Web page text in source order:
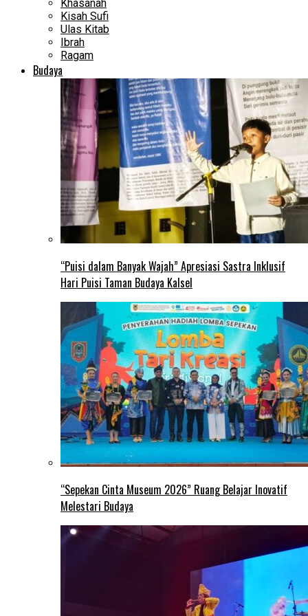
Khasanah
Kisah Sufi
Ulas Kitab
Ibrah
Ragam
Budaya
“Puisi dalam Banyak Wajah” Apresiasi Sastra Inklusif
Hari Puisi Taman Budaya Kalsel
“Sepekan Cinta Museum 2026” Ruang Belajar Inovatif
Melestari Budaya